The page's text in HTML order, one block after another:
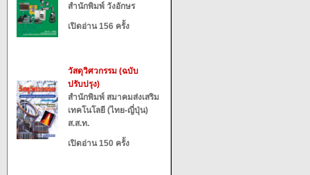
สำนักพิมพ์ วังอักษร
เปิดอ่าน 156 ครั้ง
วัสดุวิศวกรรม (ฉบับ
ปรับปรุง)
สำนักพิมพ์ สมาคมส่งเสริม
เทคโนโลยี (ไทย-ญี่ปุ่น)
ส.ส.ท.
เปิดอ่าน 150 ครั้ง